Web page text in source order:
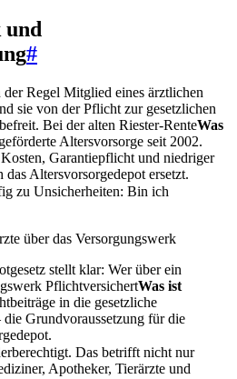
und
#
Regel Mitglied eines ärztlichen
sie von der Pflicht zur gesetzlichen
Bei der alten Riester-RenteWas
Altersvorsorge seit 2002.
Garantiepflicht und niedriger
Altersvorsorgedepot ersetzt.
zu Unsicherheiten: Bin ich
stellt klar: Wer über ein
PflichtversichertWas ist
in die gesetzliche
Grundvoraussetzung für die
Das betrifft nicht nur
Apotheker, Tierärzte und